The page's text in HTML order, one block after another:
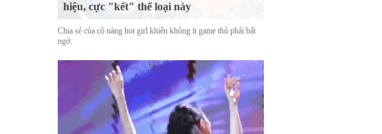
hiệu, cực "kết" thể loại này
Chia sẻ của cô nàng hot girl khiến không ít game thủ phải bất
ngờ.